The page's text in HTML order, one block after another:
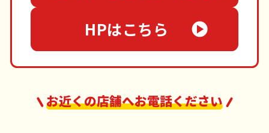
HPはこちら
お近くの店舗へお電話ください